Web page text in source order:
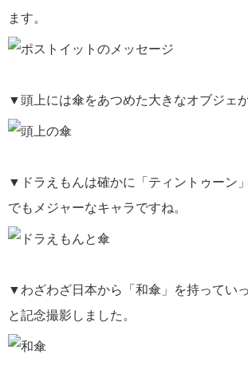
ます。
▼頭上には傘をあつめた大きなオブジェ
▼ドラえもんは確かに「ティントゥーン
でもメジャーなキャラですね。
▼わざわざ日本から「和傘」を持ってい
と記念撮影しました。